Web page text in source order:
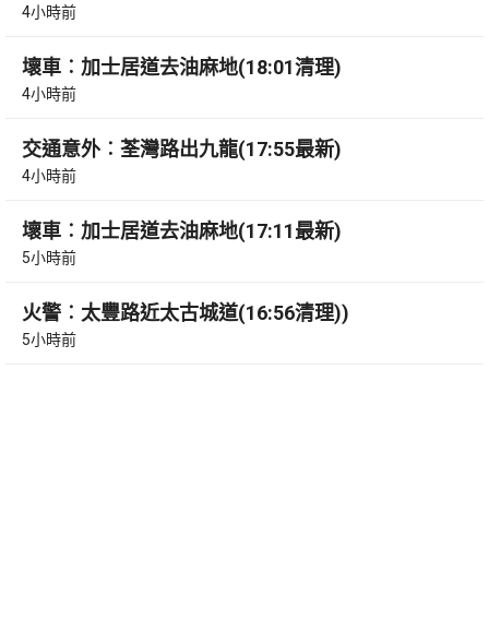
4小時前
壞車︰加士居道去油麻地(18:01清理)
4小時前
交通意外︰荃灣路出九龍(17:55最新)
4小時前
壞車︰加士居道去油麻地(17:11最新)
5小時前
火警︰太豐路近太古城道(16:56清理))
5小時前